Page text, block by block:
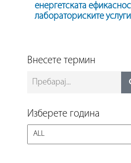
енергетската
лабораториските услуги
услуги
Внесете термин
Изберете година